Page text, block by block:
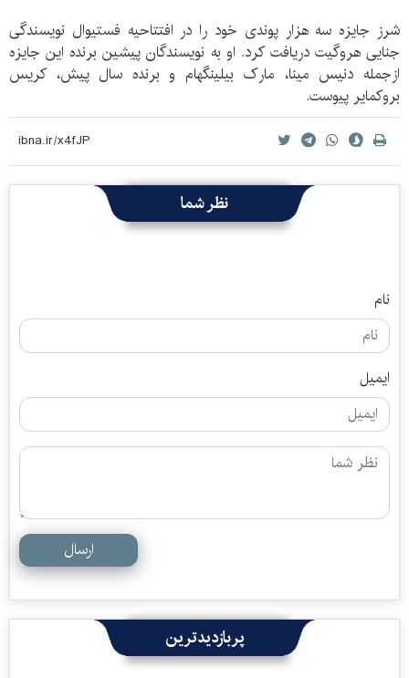
شرز جایزه سه هزار پوندی خود را در افتتاحیه فستیوال نویسندگی
جنایی هروگیت دریافت کرد. او به نویسندگان پیشین برنده این جایزه
ازجمله دنیس مینا، مارک بیلینگهام و برنده سال پیش، کریس
بروکمایر پیوست.
نظر شما
نام
ایمیل
ارسال
پربازدیدترین